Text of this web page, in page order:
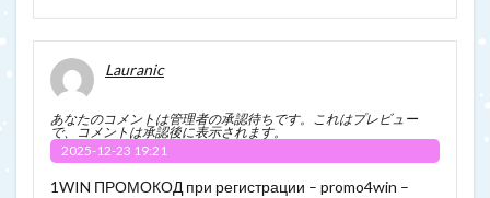
Lauranic
あなたのコメントは管理者の承認待ちです。これはプレビュー
で、コメントは承認後に表示されます。
2025-12-23 19:21
1WIN ПРОМОКОД при регистрации – promo4win –